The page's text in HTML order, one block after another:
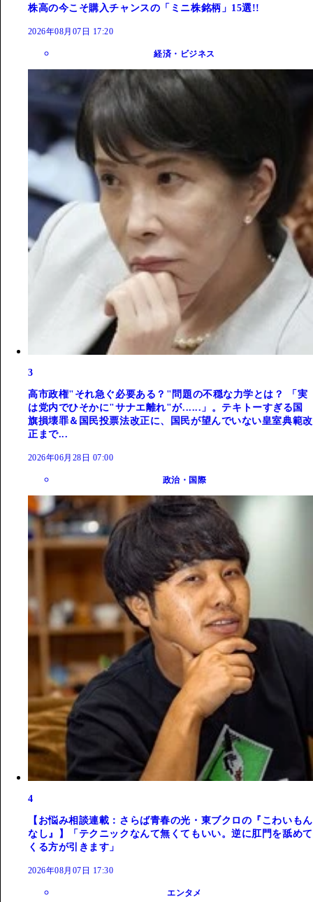
株高の今こそ購入チャンスの「ミニ株銘柄」15選!!
2026年08月07日 17:20
経済・ビジネス
3
高市政権"それ急ぐ必要ある？"問題の不穏な力学とは？ 「実
は党内でひそかに"サナエ離れ"が......」。テキトーすぎる国
旗損壊罪＆国民投票法改正に、国民が望んでいない皇室典範改
正まで...
2026年06月28日 07:00
政治・国際
4
【お悩み相談連載：さらば青春の光・東ブクロの『こわいもん
なし』】「テクニックなんて無くてもいい。逆に肛門を舐めて
くる方が引きます」
2026年08月07日 17:30
エンタメ